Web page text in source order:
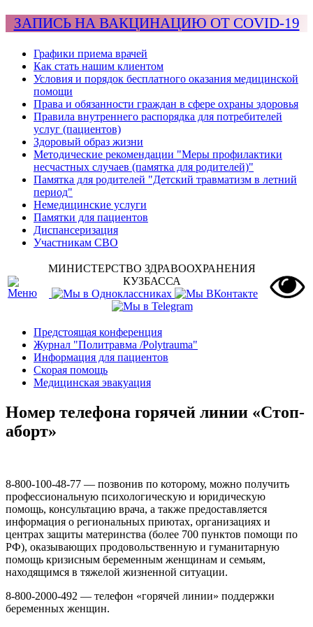
ЗАПИСЬ НА ВАКЦИНАЦИЮ ОТ COVID-19
Графики приема врачей
Как стать нашим клиентом
Условия и порядок бесплатного оказания медицинской
помощи
Права и обязанности граждан в сфере охраны здоровья
Правила внутреннего распорядка для потребителей
услуг (пациентов)
Здоровый образ жизни
Методические рекомендации "Меры профилактики
несчастных случаев (памятка для родителей)"
Памятка для родителей "Детский травматизм в летний
период"
Немедицинские услуги
Памятки для пациентов
Диспансеризация
Участникам СВО
МИНИСТЕРСТВО ЗДРАВООХРАНЕНИЯ
КУЗБАССА
Предстоящая конференция
Журнал "Политравма /Polytrauma"
Информация для пациентов
Скорая помощь
Медицинская эвакуация
Номер телефона горячей линии «Стоп-
аборт»
8-800-100-48-77 — позвонив по которому, можно получить
профессиональную психологическую и юридическую
помощь, консультацию врача, а также предоставляется
информация о региональных приютах, организациях и
центрах защиты материнства (более 700 пунктов помощи по
РФ), оказывающих продовольственную и гуманитарную
помощь кризисным беременным женщинам и семьям,
находящимся в тяжелой жизненной ситуации.
8-800-2000-492 — телефон «горячей линии» поддержки
беременных женщин.